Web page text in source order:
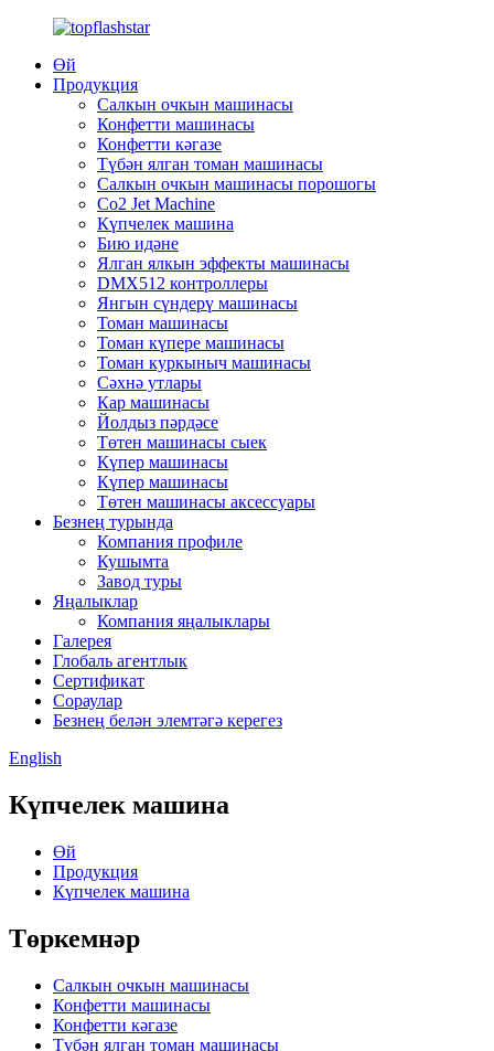
Өй
Продукция
Салкын очкын машинасы
Конфетти машинасы
Конфетти кәгазе
Түбән ялган томан машинасы
Салкын очкын машинасы порошогы
Co2 Jet Machine
Күпчелек машина
Бию идәне
Ялган ялкын эффекты машинасы
DMX512 контроллеры
Янгын сүндерү машинасы
Томан машинасы
Томан күпере машинасы
Томан куркыныч машинасы
Сәхнә утлары
Кар машинасы
Йолдыз пәрдәсе
Төтен машинасы сыек
Күпер машинасы
Күпер машинасы
Төтен машинасы аксессуары
Безнең турында
Компания профиле
Кушымта
Завод туры
Яңалыклар
Компания яңалыклары
Галерея
Глобаль агентлык
Сертификат
Сораулар
Безнең белән элемтәгә керегез
English
Күпчелек машина
Өй
Продукция
Күпчелек машина
Төркемнәр
Салкын очкын машинасы
Конфетти машинасы
Конфетти кәгазе
Түбән ялган томан машинасы